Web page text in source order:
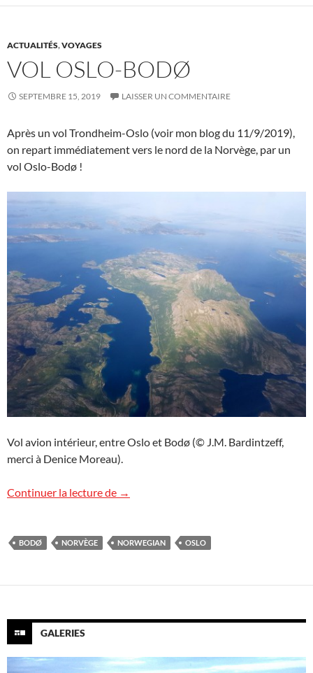
ACTUALITÉS,VOYAGES
VOL OSLO-BODØ
SEPTEMBRE 15, 2019 LAISSER UN COMMENTAIRE
Après un vol Trondheim-Oslo (voir mon blog du 11/9/2019),
on repart immédiatement vers le nord de la Norvège, par un
vol Oslo-Bodø !
Vol avion intérieur, entre Oslo et Bodø (© J.M. Bardintzeff,
merci à Denice Moreau).
Continuer la lecture de Vol Oslo-Bodø
→
BODØ NORVÈGE NORWEGIAN OSLO
GALERIES